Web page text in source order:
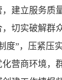
建立服务质
切实破解群
度”，压紧压
营商环境，